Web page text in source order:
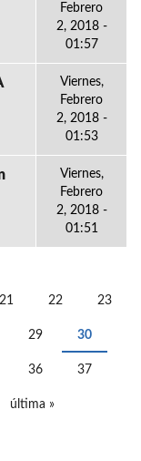
Febrero
2, 2018 -
01:57
Viernes,
Febrero
2, 2018 -
01:53
Viernes,
Febrero
2, 2018 -
01:51
21 22 23
29 30
36 37
última »